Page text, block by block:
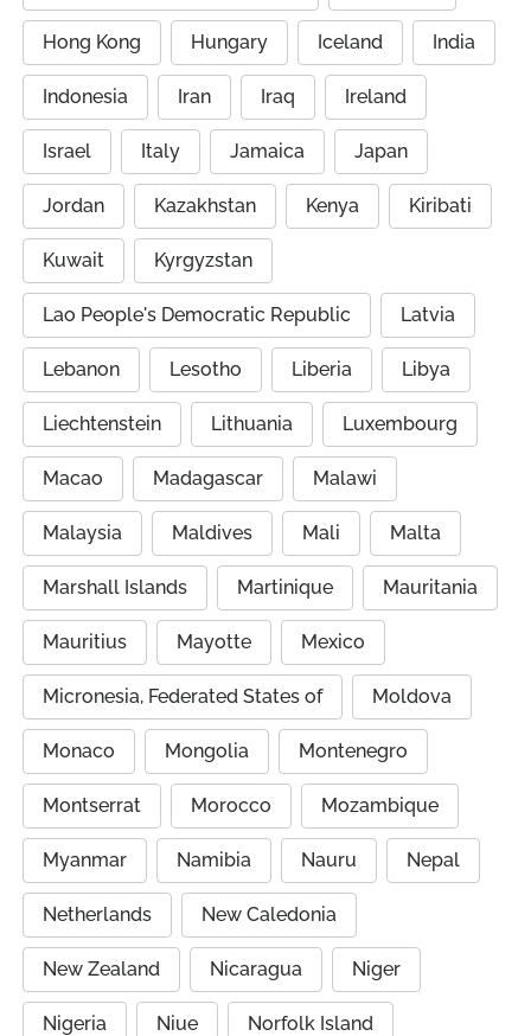
Hong Kong Hungary Iceland India
Indonesia Iran Iraq Ireland
Israel Italy Jamaica Japan
Jordan Kazakhstan Kenya Kiribati
Kuwait Kyrgyzstan
Lao People's Democratic Republic Latvia
Lebanon Lesotho Liberia Libya
Liechtenstein Lithuania Luxembourg
Macao Madagascar Malawi
Malaysia Maldives Mali Malta
Marshall Islands Martinique Mauritania
Mauritius Mayotte Mexico
Micronesia, Federated States of Moldova
Monaco Mongolia Montenegro
Montserrat Morocco Mozambique
Myanmar Namibia Nauru Nepal
Netherlands New Caledonia
New Zealand Nicaragua Niger
Nigeria Niue Norfolk Island